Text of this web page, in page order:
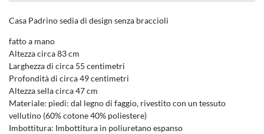
Casa Padrino sedia di design senza braccioli
fatto a mano
Altezza circa 83 cm
Larghezza di circa 55 centimetri
Profondità di circa 49 centimetri
Altezza sella circa 47 cm
Materiale: piedi: dal legno di faggio, rivestito con un tessuto
vellutino (60% cotone 40% poliestere)
Imbottitura: Imbottitura in poliuretano espanso